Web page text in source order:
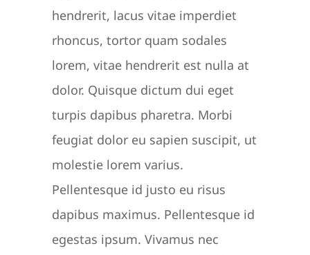
hendrerit, lacus vitae imperdiet
rhoncus, tortor quam sodales
lorem, vitae hendrerit est nulla at
dolor. Quisque dictum dui eget
turpis dapibus pharetra. Morbi
feugiat dolor eu sapien suscipit, ut
molestie lorem varius.
Pellentesque id justo eu risus
dapibus maximus. Pellentesque id
egestas ipsum. Vivamus nec